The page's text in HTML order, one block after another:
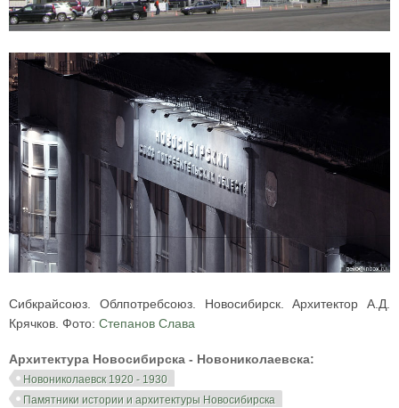
Сибкрайсоюз. Облпотребсоюз. Новосибирск. Архитектор А.Д.
Крячков. Фото: Степанов Слава
Архитектура Новосибирска - Новониколаевска:
Новониколаевск 1920 - 1930
Памятники истории и архитектуры Новосибирска